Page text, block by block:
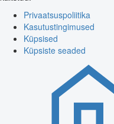
Privaatsuspoliitika
Kasutustingimused
Küpsised
Küpsiste seaded